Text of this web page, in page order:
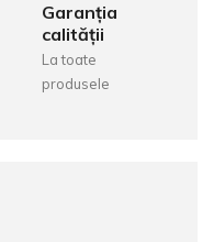
Garanția
calității
La toate
produsele